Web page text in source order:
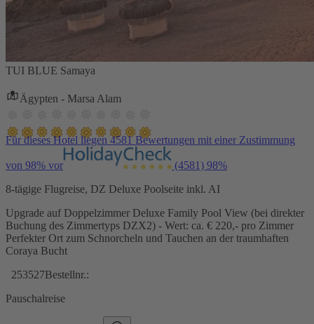
TUI BLUE Samaya
Ägypten - Marsa Alam
Für dieses Hotel liegen 4581 Bewertungen mit einer Zustimmung
von 98% vor (4581) 98%
8-tägige Flugreise, DZ Deluxe Poolseite inkl. AI
Upgrade auf Doppelzimmer Deluxe Family Pool View (bei direkter
Buchung des Zimmertyps DZX2) - Wert: ca. € 220,- pro Zimmer
Perfekter Ort zum Schnorcheln und Tauchen an der traumhaften
Coraya Bucht
253527Bestellnr.:
Pauschalreise